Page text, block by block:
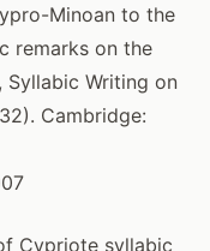
Minoan to the
remarks on the
Syllabic Writing on
Cambridge:
Cypriote syllabic